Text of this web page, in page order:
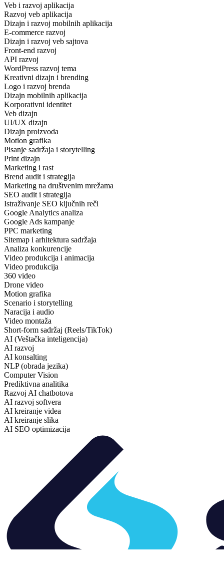
Veb i razvoj aplikacija
Razvoj veb aplikacija
Dizajn i razvoj mobilnih aplikacija
E-commerce razvoj
Dizajn i razvoj veb sajtova
Front-end razvoj
API razvoj
WordPress razvoj tema
Kreativni dizajn i brending
Logo i razvoj brenda
Dizajn mobilnih aplikacija
Korporativni identitet
Veb dizajn
UI/UX dizajn
Dizajn proizvoda
Motion grafika
Pisanje sadržaja i storytelling
Print dizajn
Marketing i rast
Brend audit i strategija
Marketing na društvenim mrežama
SEO audit i strategija
Istraživanje SEO ključnih reči
Google Analytics analiza
Google Ads kampanje
PPC marketing
Sitemap i arhitektura sadržaja
Analiza konkurencije
Video produkcija i animacija
Video produkcija
360 video
Drone video
Motion grafika
Scenario i storytelling
Naracija i audio
Video montaža
Short-form sadržaj (Reels/TikTok)
AI (Veštačka inteligencija)
AI razvoj
AI konsalting
NLP (obrada jezika)
Computer Vision
Prediktivna analitika
Razvoj AI chatbotova
AI razvoj softvera
AI kreiranje videa
AI kreiranje slika
AI SEO optimizacija